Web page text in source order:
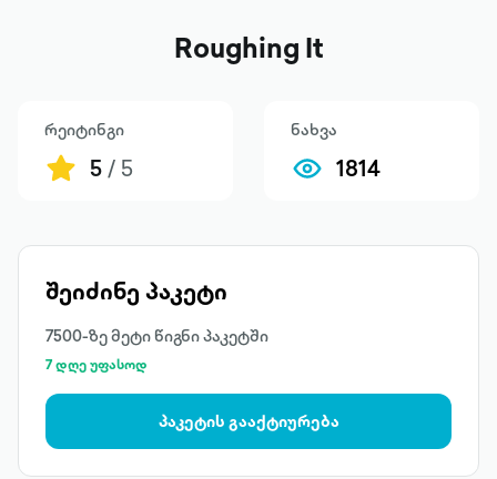
Roughing It
რეიტინგი
5/ 5
ნახვა
1814
შეიძინე პაკეტი
7500-ზე მეტი წიგნი პაკეტში
7 დღე უფასოდ
პაკეტის გააქტიურება